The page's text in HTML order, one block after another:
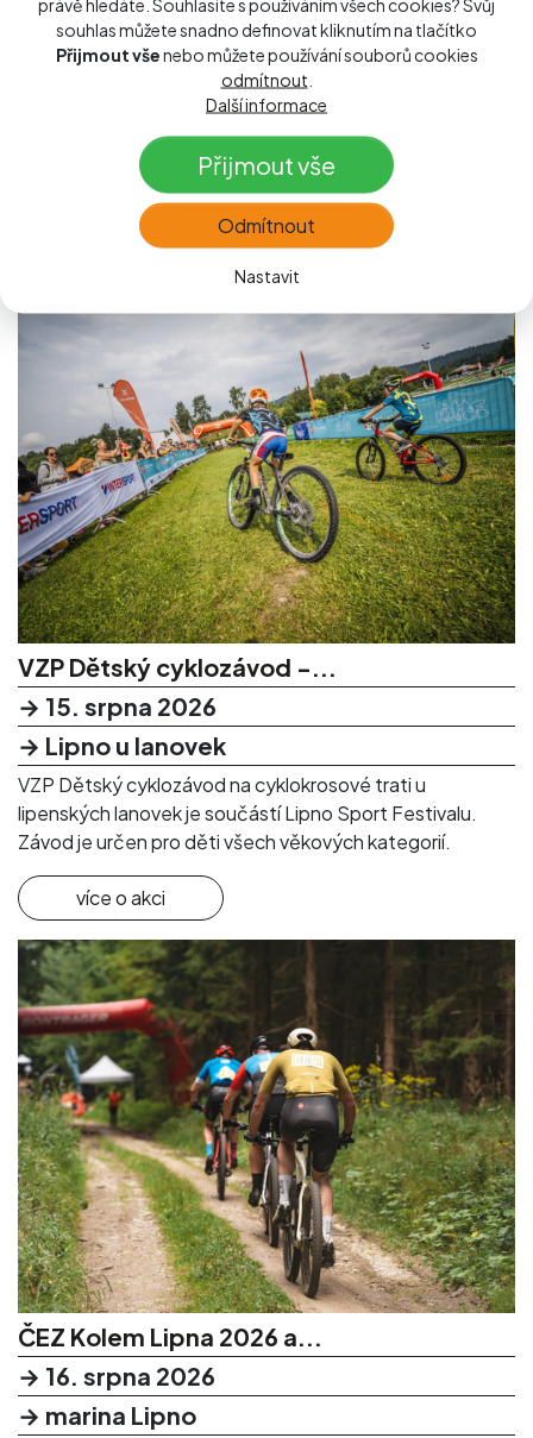
souhlas můžete snadno definovat kliknutím na tlačítko
Přijmout všenebo můžete používání souborů cookies
odmítnout
Další informace
Přijmout vše
Odmítnout
Nastavit
→ 14. srpna 2026
Týden plný sportu, pohybu a zábavy v nádherném
prostředí Lipna. To už je tradiční a jedinečný Lipno Sport
více o akci
VZP Dětský cyklozávod -...
→ 15. srpna 2026
→ Lipno u lanovek
VZP Dětský cyklozávod na cyklokrosové trati u
lipenských lanovek je součástí Lipno Sport Festivalu.
Závod je určen pro děti všech věkových kategorií.
více o akci
ČEZ Kolem Lipna 2026 a...
→ 16. srpna 2026
→ marina Lipno